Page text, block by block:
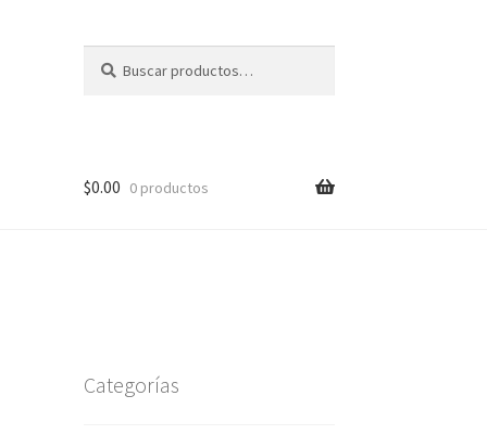
por:
$0.00 0 productos
Categorías